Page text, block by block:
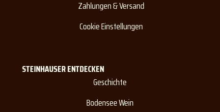
STEINHAUSER ENTDECKEN
Geschichte
Bodensee Wein
Zahlungen & Versand
Cookie Einstellungen